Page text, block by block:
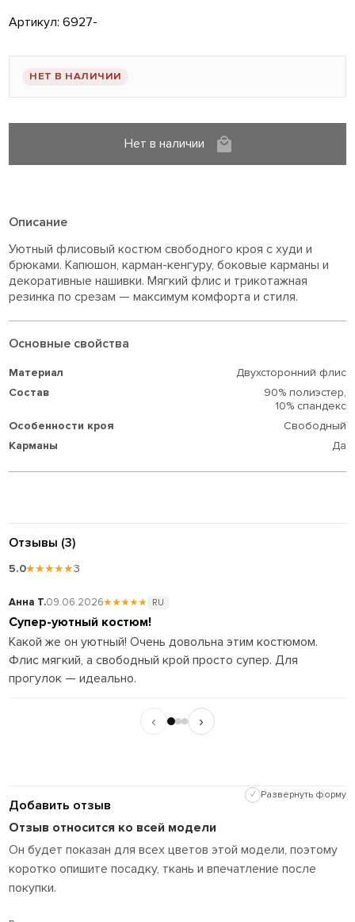
Артикул:6927-
НЕТ В НАЛИЧИИ
Нет в наличии
Описание
Уютный флисовый костюм свободного кроя с худи и
брюками. Капюшон, карман-кенгуру, боковые карманы и
декоративные нашивки. Мягкий флис и трикотажная
резинка по срезам — максимум комфорта и стиля.
Основные свойства
Материал
Двухсторонний флис
Состав
90% полиэстер,
10% спандекс
Особенности кроя
Свободный
Карманы
Да
Отзывы (3)
5.0★★★★★3
Анна Т.09.06.2026★★★★★ RU
Супер-уютный костюм!
Какой же он уютный! Очень довольна этим костюмом.
Флис мягкий, а свободный крой просто супер. Для
прогулок — идеально.
‹ ›
Добавить отзыв
✓ Развернуть форму
Отзыв относится ко всей модели
Он будет показан для всех цветов этой модели, поэтому
коротко опишите посадку, ткань и впечатление после
покупки.